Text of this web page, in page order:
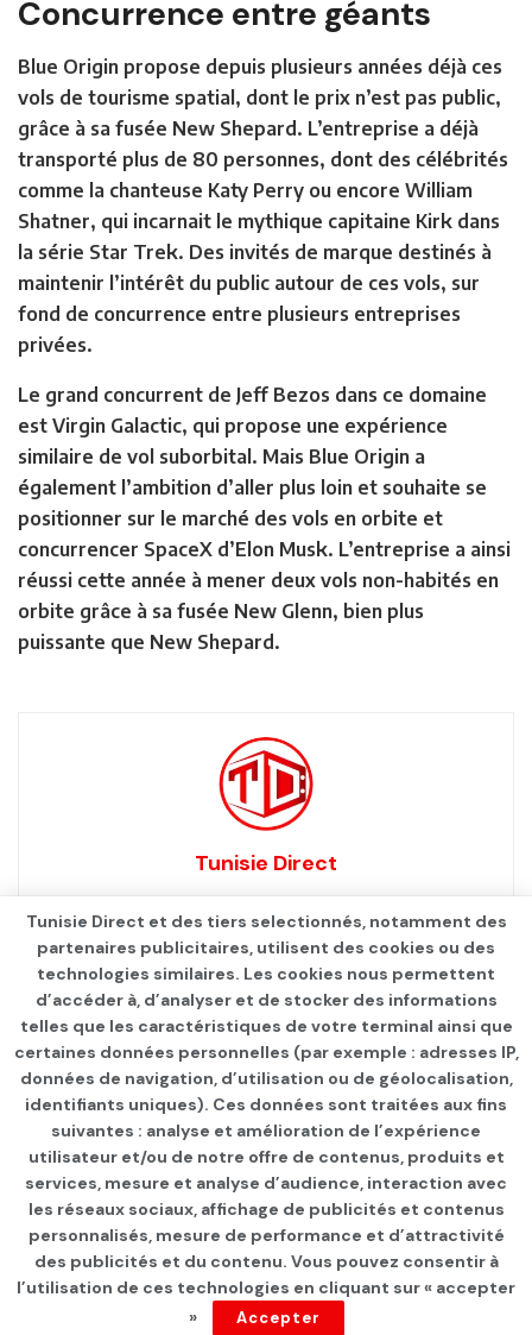
Concurrence entre géants
Blue Origin propose depuis plusieurs années déjà ces
vols de tourisme spatial, dont le prix n’est pas public,
grâce à sa fusée New Shepard. L’entreprise a déjà
transporté plus de 80 personnes, dont des célébrités
comme la chanteuse Katy Perry ou encore William
Shatner, qui incarnait le mythique capitaine Kirk dans
la série Star Trek. Des invités de marque destinés à
maintenir l’intérêt du public autour de ces vols, sur
fond de concurrence entre plusieurs entreprises
privées.
Le grand concurrent de Jeff Bezos dans ce domaine
est Virgin Galactic, qui propose une expérience
similaire de vol suborbital. Mais Blue Origin a
également l’ambition d’aller plus loin et souhaite se
positionner sur le marché des vols en orbite et
concurrencer SpaceX d’Elon Musk. L’entreprise a ainsi
réussi cette année à mener deux vols non-habités en
orbite grâce à sa fusée New Glenn, bien plus
puissante que New Shepard.
Tunisie Direct
Qui sommes-nous ? Advertise Contact S’identifier
© 2021TUNISIE DIRECT.
Tunisie Direct et des tiers selectionnés, notamment des
partenaires publicitaires, utilisent des cookies ou des
technologies similaires. Les cookies nous permettent
d’accéder à, d’analyser et de stocker des informations
telles que les caractéristiques de votre terminal ainsi que
certaines données personnelles (par exemple : adresses IP,
données de navigation, d’utilisation ou de géolocalisation,
identifiants uniques). Ces données sont traitées aux fins
suivantes : analyse et amélioration de l’expérience
utilisateur et/ou de notre offre de contenus, produits et
services, mesure et analyse d’audience, interaction avec
les réseaux sociaux, affichage de publicités et contenus
personnalisés, mesure de performance et d’attractivité
des publicités et du contenu. Vous pouvez consentir à
l’utilisation de ces technologies en cliquant sur « accepter
»
Accepter